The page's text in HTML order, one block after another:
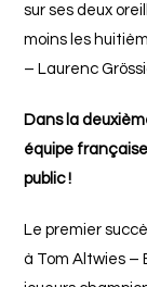
sur ses deux
moins les
– Laurenc
Dans la
équipe
public !
Le premier
à Tom Altwies –